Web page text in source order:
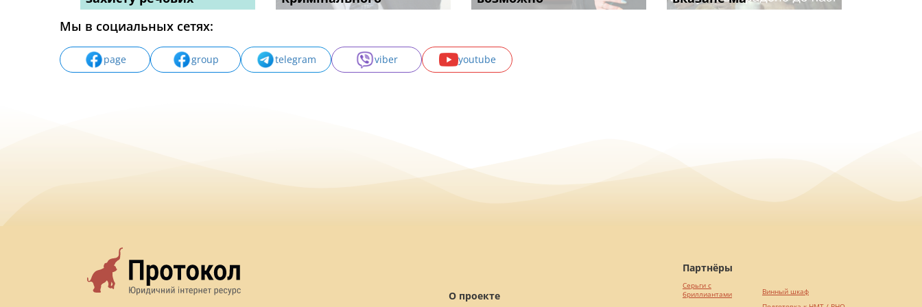
Мы в социальных сетях:
page group telegram viber youtube
О проекте
Партнёры
Серьги с
бриллиантами
Винный шкаф